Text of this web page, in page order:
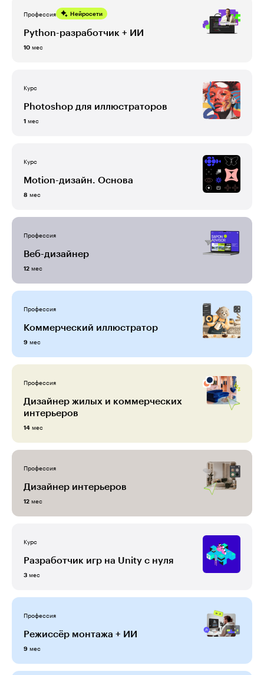
Профессия Нейросети
Python-разработчик + ИИ
10 мес
Курс
Photoshop для иллюстраторов
1 мес
Курс
Motion-дизайн. Основа
8 мес
Профессия
Веб-дизайнер
12 мес
Профессия
Коммерческий иллюстратор
9 мес
Профессия
Дизайнер жилых и коммерческих
интерьеров
14 мес
Профессия
Дизайнер интерьеров
12 мес
Курс
Разработчик игр на Unity с нуля
3 мес
Профессия
Режиссёр монтажа + ИИ
9 мес